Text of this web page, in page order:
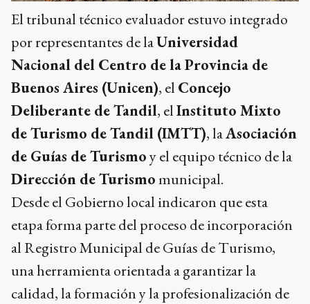
El tribunal técnico evaluador estuvo integrado
por representantes de laUniversidad
Nacional del Centro de la Provincia de
Buenos Aires (Unicen), el Concejo
Deliberante de Tandil, elInstituto Mixto
de Turismo de Tandil (IMTT), laAsociación
de Guías de Turismoy el equipo técnico de la
Dirección de Turismomunicipal.
Desde el Gobierno local indicaron que esta
etapa forma parte del proceso de incorporación
al Registro Municipal de Guías de Turismo,
una herramienta orientada a garantizar la
calidad, la formación y la profesionalización de